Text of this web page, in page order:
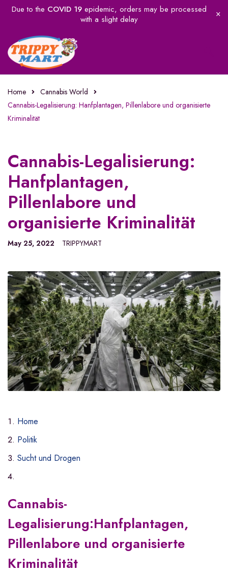
Due to the COVID 19epidemic, orders may be processed
with a slight delay
Home
Cannabis World
Cannabis-Legalisierung: Hanfplantagen, Pillenlabore und organisierte
Kriminalität
Cannabis-Legalisierung:
Hanfplantagen,
Pillenlabore und
organisierte Kriminalität
May 25, 2022 TRIPPYMART
Home
Politik
Sucht und Drogen
Cannabis-
Legalisierung:Hanfplantagen,
Pillenlabore und organisierte
Kriminalität